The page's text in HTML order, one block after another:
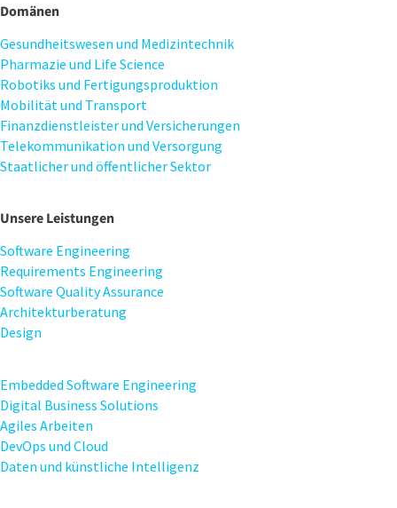
Domänen
Gesundheitswesen und Medizintechnik
Pharmazie und Life Science
Robotiks und Fertigungsproduktion
Mobilität und Transport
Finanzdienstleister und Versicherungen
Telekommunikation und Versorgung
Staatlicher und öffentlicher Sektor
Unsere Leistungen
Software Engineering
Requirements Engineering
Software Quality Assurance
Architekturberatung
Design
Embedded Software Engineering
Digital Business Solutions
Agiles Arbeiten
DevOps und Cloud
Daten und künstliche Intelligenz